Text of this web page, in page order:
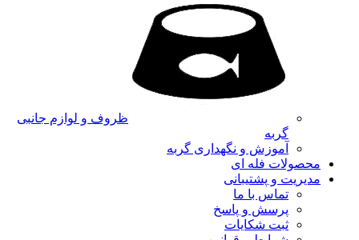
ظروف و لوازم جانبی
گربه
آموزش و نگهداری گربه
محصولات فله ای
مدیریت و پشتیبانی
تماس با ما
پرسش و پاسخ
ثبت شکایات